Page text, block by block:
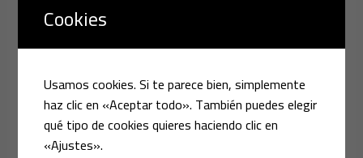
Cookies
Usamos cookies. Si te parece bien, simplemente
haz clic en «Aceptar todo». También puedes elegir
qué tipo de cookies quieres haciendo clic en
«Ajustes».